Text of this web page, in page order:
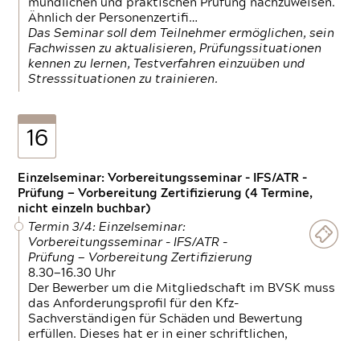
mündlichen und praktischen Prüfung nachzuweisen.
Ähnlich der Personenzertifi…
Das Seminar soll dem Teilnehmer ermöglichen, sein
Fachwissen zu aktualisieren, Prüfungssituationen
kennen zu lernen, Testverfahren einzuüben und
Stresssituationen zu trainieren.
16
Einzelseminar: Vorbereitungsseminar - IFS/ATR -
Prüfung — Vorbereitung Zertifizierung (4 Termine,
nicht einzeln buchbar)
Termin 3/4: Einzelseminar:
Vorbereitungsseminar - IFS/ATR -
Prüfung — Vorbereitung Zertifizierung
8.30—16.30 Uhr
Der Bewerber um die Mitgliedschaft im BVSK muss
das Anforderungsprofil für den Kfz-
Sachverständigen für Schäden und Bewertung
erfüllen. Dieses hat er in einer schriftlichen,